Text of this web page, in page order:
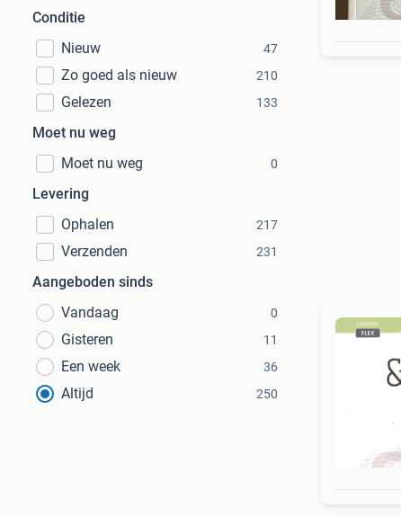
Conditie
Nieuw
47
Zo goed als nieuw 210
Gelezen 133
Moet nu weg
Moet nu weg
0
Levering
Ophalen
217
Verzenden 231
Aangeboden sinds
Vandaag
0
Gisteren 11
Een week 36
Altijd 250